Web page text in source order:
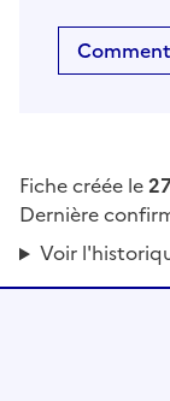
Fiche créée le
Dernière
Voir